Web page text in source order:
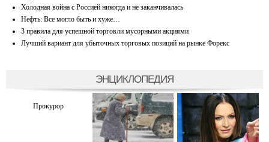
Холодная война с Россией никогда и не заканчивалась
Нефть: Все могло быть и хуже…
3 правила для успешной торговли мусорными акциями
Лучший вариант для убыточных торговых позиций на рынке Форекс
ЭНЦИКЛОПЕДИЯ
Прокурор